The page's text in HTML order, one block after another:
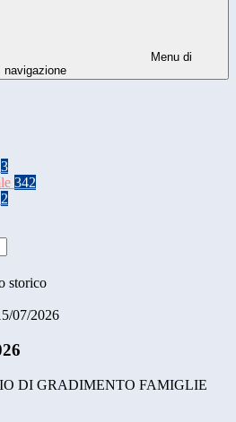
Menu di
navigazione
3
342
2
storico
07/2026
DI GRADIMENTO FAMIGLIE